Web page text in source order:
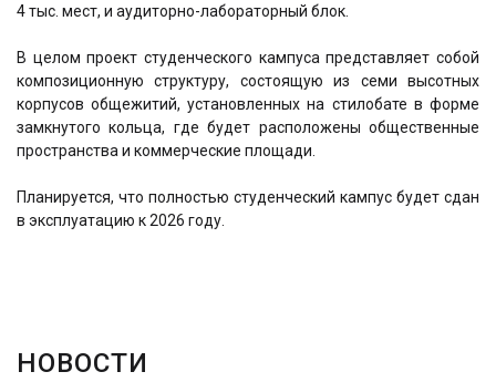
4 тыс. мест, и аудиторно-лабораторный блок.
В целом проект студенческого кампуса представляет собой
композиционную структуру, состоящую из семи высотных
корпусов общежитий, установленных на стилобате в форме
замкнутого кольца, где будет расположены общественные
пространства и коммерческие площади.
Планируется, что полностью студенческий кампус будет сдан
в эксплуатацию к 2026 году.
НОВОСТИ